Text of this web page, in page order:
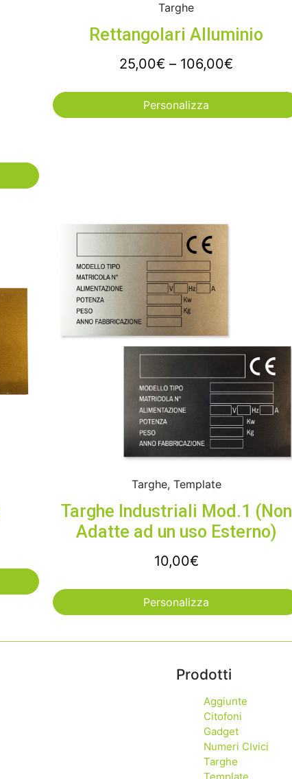
Targhe
Rettangolari Alluminio
25,00€ – 106,00€
Personalizza
Targhe, Template
Targhe Industriali Mod.1 (Non
Adatte ad un uso Esterno)
10,00€
Personalizza
Prodotti
Aggiunte
Citofoni
Gadget
Numeri CIvici
Targhe